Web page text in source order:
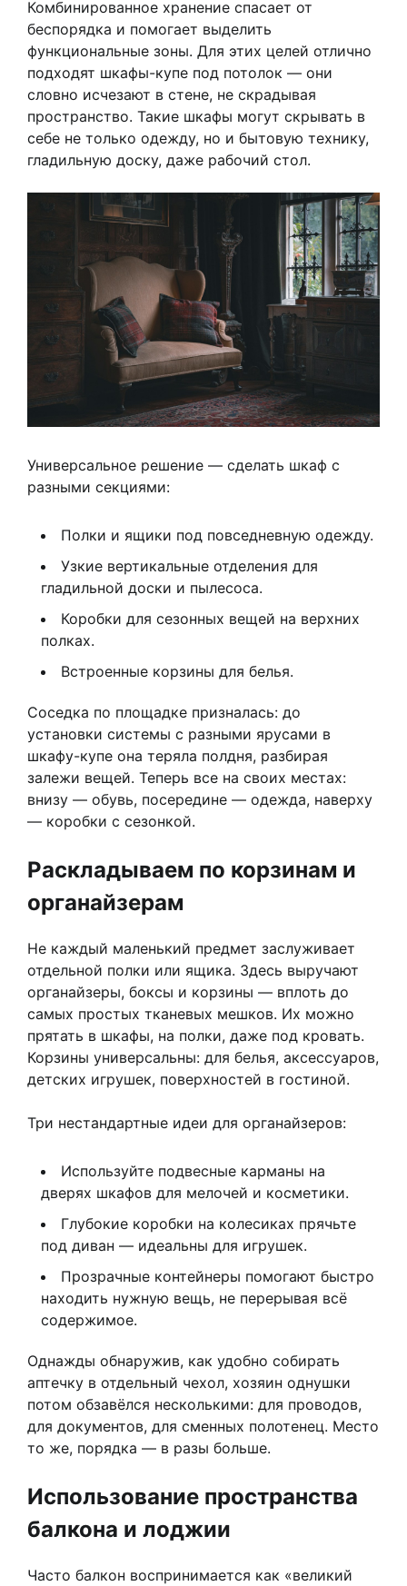
Комбинированное хранение спасает от
беспорядка и помогает выделить
функциональные зоны. Для этих целей отлично
подходят шкафы-купе под потолок — они
словно исчезают в стене, не скрадывая
пространство. Такие шкафы могут скрывать в
себе не только одежду, но и бытовую технику,
гладильную доску, даже рабочий стол.
Универсальное решение — сделать шкаф с
разными секциями:
Полки и ящики под повседневную одежду.
Узкие вертикальные отделения для
гладильной доски и пылесоса.
Коробки для сезонных вещей на верхних
полках.
Встроенные корзины для белья.
Соседка по площадке призналась: до
установки системы с разными ярусами в
шкафу-купе она теряла полдня, разбирая
залежи вещей. Теперь все на своих местах:
внизу — обувь, посередине — одежда, наверху
— коробки с сезонкой.
Раскладываем по корзинам и
органайзерам
Не каждый маленький предмет заслуживает
отдельной полки или ящика. Здесь выручают
органайзеры, боксы и корзины — вплоть до
самых простых тканевых мешков. Их можно
прятать в шкафы, на полки, даже под кровать.
Корзины универсальны: для белья, аксессуаров,
детских игрушек, поверхностей в гостиной.
Три нестандартные идеи для органайзеров:
Используйте подвесные карманы на
дверях шкафов для мелочей и косметики.
Глубокие коробки на колесиках прячьте
под диван — идеальны для игрушек.
Прозрачные контейнеры помогают быстро
находить нужную вещь, не перерывая всё
содержимое.
Однажды обнаружив, как удобно собирать
аптечку в отдельный чехол, хозяин однушки
потом обзавёлся несколькими: для проводов,
для документов, для сменных полотенец. Место
то же, порядка — в разы больше.
Использование пространства
балкона и лоджии
Часто балкон воспринимается как «великий